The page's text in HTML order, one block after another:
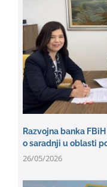
Razvojna banka
o saradnji u oblasti
26/05/2026